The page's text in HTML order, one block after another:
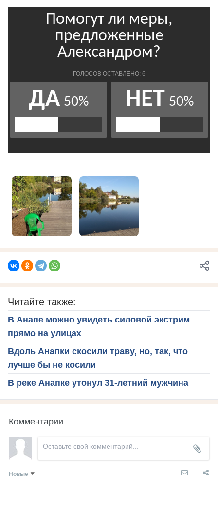
Читайте также:
В Анапе можно увидеть силовой экстрим
прямо на улицах
Вдоль Анапки скосили траву, но, так, что
лучше бы не косили
В реке Анапке утонул 31-летний мужчина
Комментарии
Новые